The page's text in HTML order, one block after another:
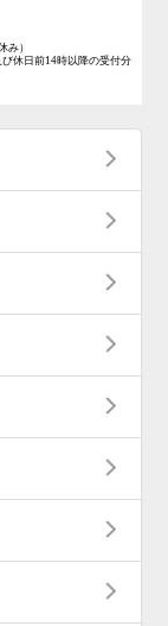
み）
休日前14時以降の受付分